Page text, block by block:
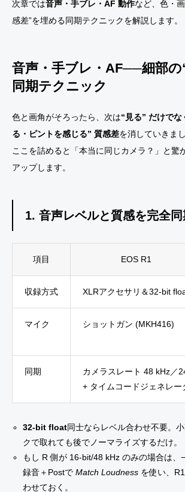
次章では音声・手ブレ・AF 動作など、色・
感差”を埋める同期テクニックを解説します。
音声・手ブレ・AF──細部の
同期テクニック
色と画角がそろったら、次は“見る” だけで
る・ピントを感じる” 質感差を消していきまし
ここを詰めると「本当に同じカメラ？」と驚
アップします。
1. 音声レベルと質感を完全
項目 EOS R1
収録方式 XLRアクセサリ＆32-bit
マイク ショットガン (MKH416)
同期
カメラスレート 48 kHz／
+ タイムコードジェネレー
32-bit float同士ならレベル合わせ不要。
クで取れても後でノーマライズするだけ。
もし R 側が 16-bit/48 kHz のみの場合は、
録音＋PostでMatch Loudness を使い、
わせておく。